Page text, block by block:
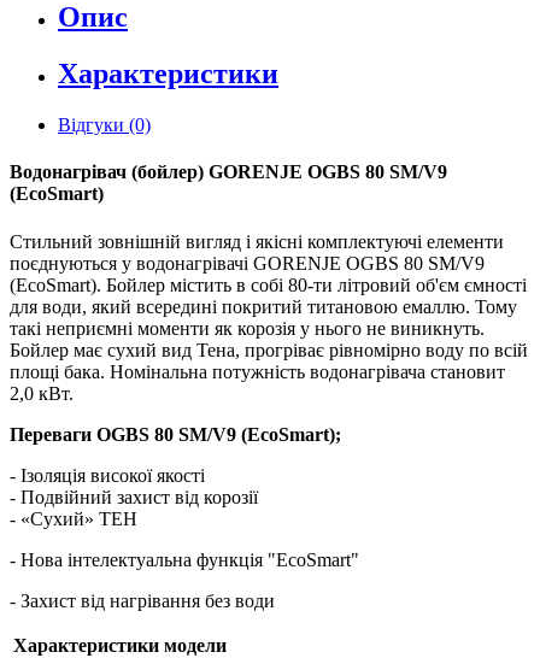
Опис
Характеристики
Відгуки (0)
Водонагрівач (бойлер) GORENJE OGBS 80 SM/V9
(EcoSmart)
Стильний зовнішній вигляд і якісні комплектуючі елементи
поєднуються у водонагрівачі GORENJE OGBS 80 SM/V9
(EcoSmart). Бойлер містить в собі 80-ти літровий об'єм ємності
для води, який всередині покритий титановою емаллю. Тому
такі неприємні моменти як корозія у нього не виникнуть.
Бойлер має сухий вид Тена, прогріває рівномірно воду по всій
площі бака. Номінальна потужність водонагрівача становит
2,0 кВт.
Переваги OGBS 80 SM/V9 (EcoSmart);
- Ізоляція високої якості
- Подвійний захист від корозії
- «Сухий» ТЕН
- Нова інтелектуальна функція "EcoSmart"
- Захист від нагрівання без води
Характеристики модели